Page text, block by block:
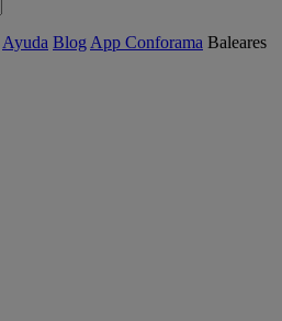
Ayuda Blog App Conforama Baleares